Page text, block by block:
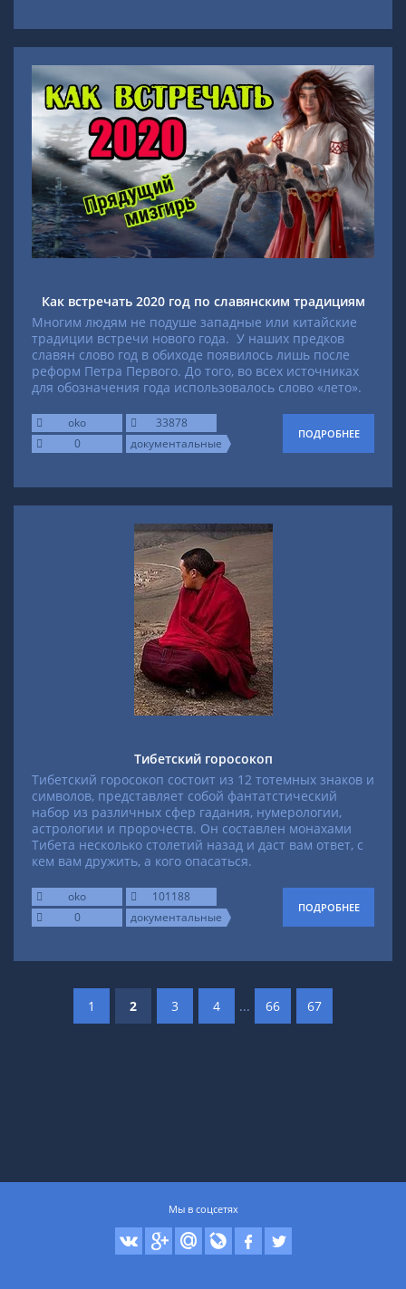
Как встречать 2020 год по славянским традициям
Многим людям не подуше западные или китайские
традиции встречи нового года. У наших предков
славян слово год в обиходе появилось лишь после
реформ Петра Первого. До того, во всех источниках
для обозначения года использовалось слово «лето».
oko
33878
0
документальные
ПОДРОБНЕЕ
Тибетский горосокоп
Тибетский горосокоп состоит из 12 тотемных знаков и
символов, представляет собой фантатстический
набор из различных сфер гадания, нумерологии,
астрологии и пророчеств. Он составлен монахами
Тибета несколько столетий назад и даст вам ответ, с
кем вам дружить, а кого опасаться.
oko
101188
0
документальные
ПОДРОБНЕЕ
1 2 3 4 ... 66 67
Мы в соцсетях